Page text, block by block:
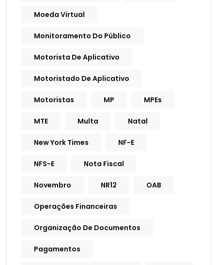
Moeda Virtual
Monitoramento Do Público
Motorista De Aplicativo
Motoristado De Aplicativo
Motoristas MP MPEs
MTE Multa Natal
New York Times NF-E
NFS-E Nota Fiscal
Novembro NR12 OAB
Operações Financeiras
Organização De Documentos
Pagamentos